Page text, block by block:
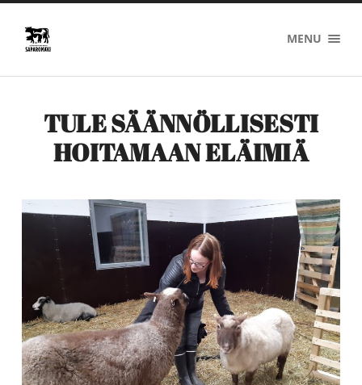
Saparomäki MENU
TULE SÄÄNNÖLLISESTI
HOITAMAAN ELÄIMIÄ